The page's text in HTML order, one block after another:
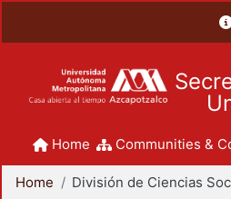
Home Communities &
Home